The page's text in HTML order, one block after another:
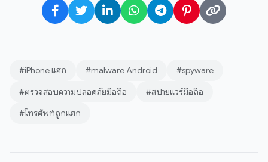
#iPhone แฮก #malware Android
#spyware
#ตรวจสอบความปลอดภัยมือถือ
#สปายแวร์มือถือ
#โทรศัพท์ถูกแฮก